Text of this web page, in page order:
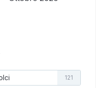
121